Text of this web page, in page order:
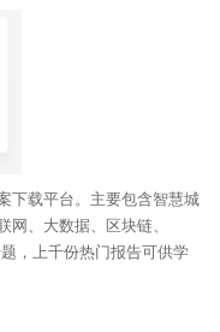
下载平台。主要包含智慧城
、大数据、区块链、
，上千份热门报告可供学